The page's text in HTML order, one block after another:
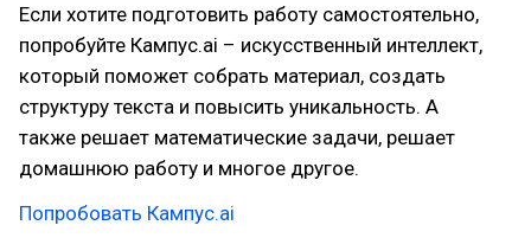
Если хотите подготовить работу самостоятельно,
попробуйте Кампус.ai – искусственный интеллект,
который поможет собрать материал, создать
структуру текста и повысить уникальность. А
также решает математические задачи, решает
домашнюю работу и многое другое.
Попробовать Кампус.ai